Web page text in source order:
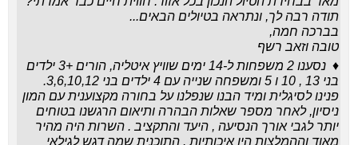
תודה רבה לך, ונתראה בטיולים הבאים...
בברכה חמה,
טובה וזאב רשף
♦ נסענו 2 משפחות ל-14 ימים שוויץ איטליה, הורים +3 ילדים
בני 13 , 10 ו 5 ומשפחה שנייה עם 4 ילדים בני 3,6,10,12.
פנינו לסיגלית ומיד הבנו שנפלנו על בחורה מקצוענית עם המון
ניסיון, לאחר מספר שאלות הבהרה ותיאום הרגשנו בטוחים
יותר לגבי אורך הנסיעה , היעד והתקציב . השרות היה מהיר
מאוד וההמלצות היו איכותיות . התוכנית שמה דגש לגילאי